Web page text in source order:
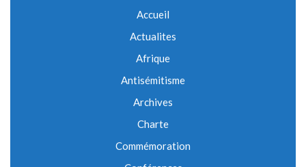
Accueil
Actualites
Afrique
Antisémitisme
Archives
Charte
Commémoration